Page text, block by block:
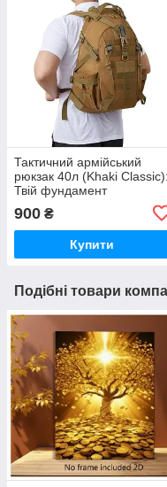
Тактичний армійський
рюкзак 40л (Khaki Classic):
Твій фундамент
900 ₴
Купити
Подібні товари